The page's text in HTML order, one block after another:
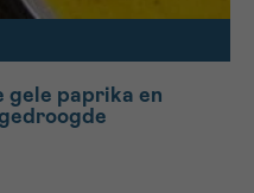
gele paprika en